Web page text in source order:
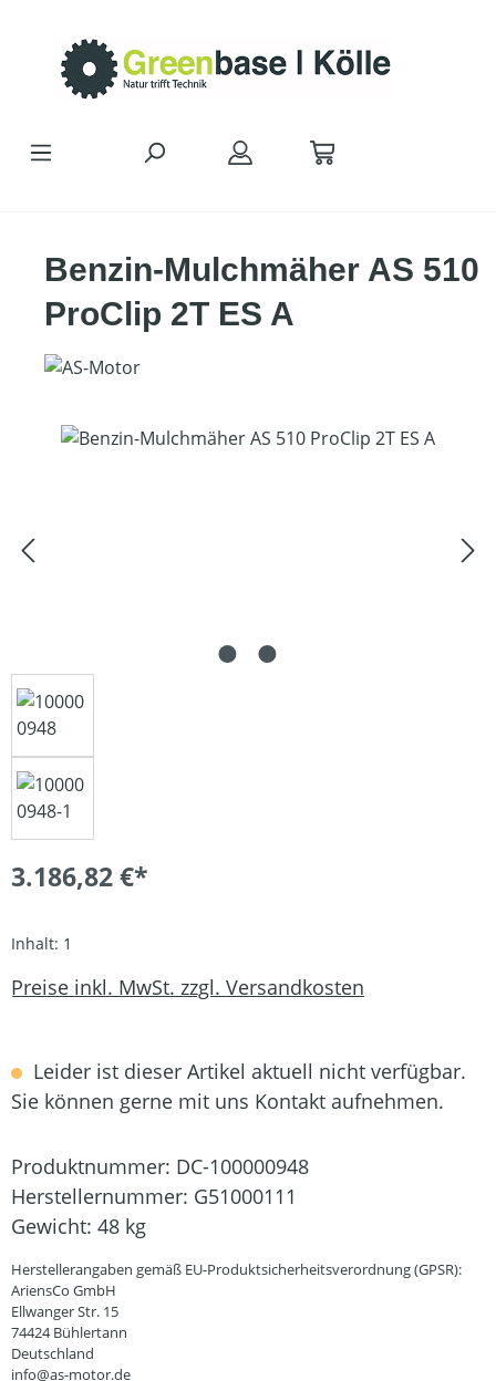
Benzin-Mulchmäher AS 510
ProClip 2T ES A
Bildergalerie überspringen
3.186,82 €*
Inhalt: 1
Preise inkl. MwSt. zzgl. Versandkosten
Leider ist dieser Artikel aktuell nicht verfügbar.
Sie können gerne mit uns Kontakt aufnehmen.
Produktnummer: DC-100000948
Herstellernummer: G51000111
Gewicht: 48 kg
Herstellerangaben gemäß EU-Produktsicherheitsverordnung (GPSR):
AriensCo GmbH
Ellwanger Str. 15
74424 Bühlertann
Deutschland
info@as-motor.de